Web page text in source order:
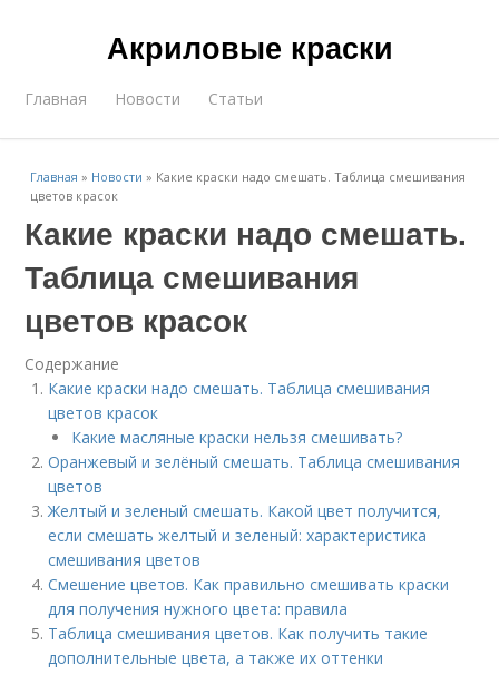
Акриловые краски
Главная Новости Статьи
Главная » Новости » Какие краски надо смешать. Таблица смешивания
цветов красок
Какие краски надо смешать.
Таблица смешивания
цветов красок
Содержание
Какие краски надо смешать. Таблица смешивания
цветов красок
Какие масляные краски нельзя смешивать?
Оранжевый и зелёный смешать. Таблица смешивания
цветов
Желтый и зеленый смешать. Какой цвет получится,
если смешать желтый и зеленый: характеристика
смешивания цветов
Смешение цветов. Как правильно смешивать краски
для получения нужного цвета: правила
Таблица смешивания цветов. Как получить такие
дополнительные цвета, а также их оттенки